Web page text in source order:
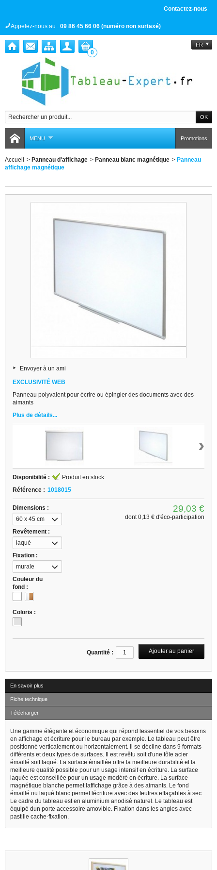
Contactez-nous
Appelez-nous au : 09 86 45 66 06 (numéro non surtaxé)
FR
0
MENU Promotions
Accueil > Panneau d'affichage > Panneau blanc magnétique > Panneau
affichage magnétique
Envoyer à un ami
EXCLUSIVITÉ WEB
Panneau polyvalent pour écrire ou épingler des documents avec des
aimants
Plus de détails...
›
Disponibilité :
Produit en stock
Référence : 1018015
Dimensions :
60 x 45 cm
Revêtement :
laqué
Fixation :
murale
Couleur du
fond :
Coloris :
29,03 €
dont0,13 € d'éco-participation
Quantité :
En savoir plus
Fiche technique
Télécharger
Une gamme élégante et économique qui répond lessentiel de vos besoins
en affichage et écriture pour le bureau par exemple. Le tableau peut être
positionné verticalement ou horizontalement. Il se décline dans 9 formats
différents et deux types de surfaces. Il est revêtu soit d'une tôle acier
émaillé soit laqué. La surface émaillée offre la meilleure durabilité et la
meilleure qualité possible pour un usage intensif en écriture. La surface
laquée est conseillée pour un usage modéré en écriture. La surface
magnétique blanche permet laffichage grâce à des aimants. Le fond
émaillé ou laqué blanc permet lécriture avec des feutres effaçables à sec.
Le cadre du tableau est en aluminium anodisé naturel. Le tableau est
équipé dun porte accessoire amovible. Fixation dans les angles avec
pastille cache-fixation.